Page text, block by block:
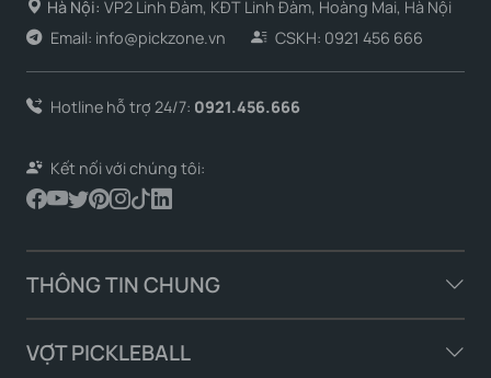
Hà Nội: VP2 Linh Đàm, KĐT Linh Đàm, Hoàng Mai, Hà Nội
Email: info@pickzone.vn
CSKH: 0921 456 666
Hotline hỗ trợ 24/7: 0921.456.666
Kết nối với chúng tôi:
THÔNG TIN CHUNG
VỢT PICKLEBALL